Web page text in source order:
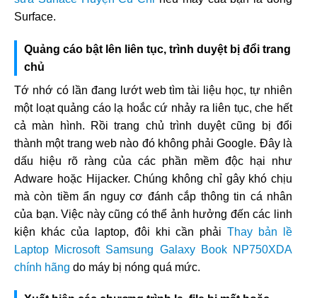
Surface.
Quảng cáo bật lên liên tục, trình duyệt bị đổi trang
chủ
Tớ nhớ có lần đang lướt web tìm tài liệu học, tự nhiên
một loạt quảng cáo lạ hoắc cứ nhảy ra liên tục, che hết
cả màn hình. Rồi trang chủ trình duyệt cũng bị đổi
thành một trang web nào đó không phải Google. Đây là
dấu hiệu rõ ràng của các phần mềm độc hại như
Adware hoặc Hijacker. Chúng không chỉ gây khó chịu
mà còn tiềm ẩn nguy cơ đánh cắp thông tin cá nhân
của bạn. Việc này cũng có thể ảnh hưởng đến các linh
kiện khác của laptop, đôi khi cần phảiThay bản lề
Laptop Microsoft Samsung Galaxy Book NP750XDA
chính hãng do máy bị nóng quá mức.